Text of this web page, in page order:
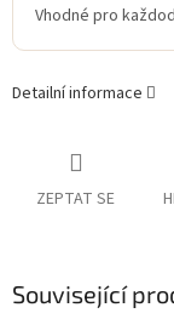
Vhodné pro
Detailní informace
ZEPTAT SE
Související